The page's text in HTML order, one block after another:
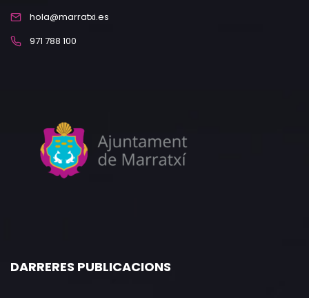
hola@marratxi.es
971 788 100
DARRERES PUBLICACIONS